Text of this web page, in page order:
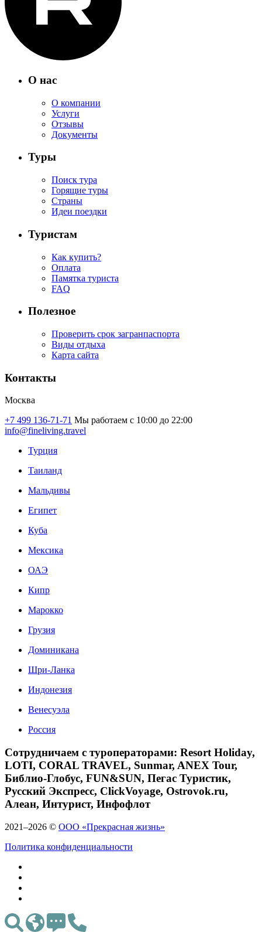
О нас
О компании
Услуги
Отзывы
Документы
Туры
Поиск тура
Горящие туры
Страны
Идеи поездки
Туристам
Как купить?
Оплата
Памятка туриста
FAQ
Полезное
Проверить срок загранпаспорта
Виды отдыха
Карта сайта
Контакты
Москва
+7 499 136-71-71 Мы работаем с 10:00 до 22:00
info@fineliving.travel
Турция
Таиланд
Мальдивы
Египет
Куба
Мексика
ОАЭ
Кипр
Марокко
Грузия
Доминикана
Шри-Ланка
Индонезия
Венесуэла
Россия
Сотрудничаем с туроператорами: Resort Holiday,
LOTI, CORAL TRAVEL, Sunmar, ANEX Tour,
Библио-Глобус, FUN&SUN, Пегас Туристик,
Русский Экспресс, ClickVoyage, Ostrovok.ru,
Алеан, Интурист, Инфофлот
2021–2026 © ООО «Прекрасная жизнь»
Политика конфиденциальности